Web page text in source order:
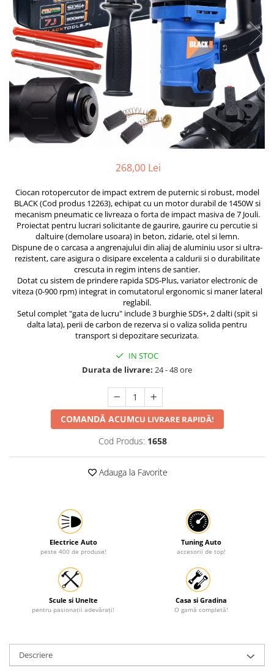
compresoare
Cricuri Auto Hidraulice
Pneumatice si Trapezoidale
Cricuri hidraulice
Cricuri pneumatice
Cricuri trapezoidale
Feon Electric
Generatoare curent
Gresoare
Motoare electrice
Pistol de Lipit
Polizoare
Pompe Combustibil
Protectia muncii
Scule Pneumatice
Slefuitoare
Suport motocicleta
Tunuri de caldura si aeroteme
Utilaje constructie
Mixere
Motocositoare si Motosape
Nivela laser
Pistol de vopsit
Pompe
Rotopercutoare si bormasini
Taiat gresie si faianta
268,00 Lei
Ciocan rotopercutor de impact extrem de puternic si robust, model
BLACK (Cod produs 12263), echipat cu un motor durabil de 1450W si
mecanism pneumatic ce livreaza o forta de impact masiva de 7 Jouli.
Proiectat pentru lucrari solicitante de gaurire, gaurire cu percutie si
daltuire (demolare usoara) in beton, zidarie, otel si lemn.
Dispune de o carcasa a angrenajului din aliaj de aluminiu usor si ultra-
rezistent, care asigura o disipare excelenta a caldurii si o durabilitate
crescuta in regim intens de santier.
Dotat cu sistem de prindere rapida SDS-Plus, variator electronic de
viteza (0-900 rpm) integrat in comutatorul ergonomic si maner lateral
reglabil.
Setul complet "gata de lucru" include 3 burghie SDS+, 2 dalti (spit si
dalta lata), perii de carbon de rezerva si o valiza solida pentru
transport si depozitare securizata.
IN STOC
Durata de livrare: 24 - 48 ore
COMANDĂ ACUMCU LIVRARE RAPIDĂ!
Cod Produs: 1658
Adauga la Favorite
Electrice Auto
peste 400 de produse!
Tuning Auto
accesorii de top!
Scule si Unelte
pentru pasionații adevărați!
Casa si Gradina
O gamă completă!
Descriere